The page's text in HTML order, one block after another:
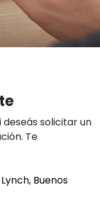
solicitar un
Te
Buenos